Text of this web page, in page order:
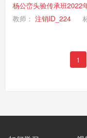
杨公峦头验传承班2022
教师： 注销ID_224
1